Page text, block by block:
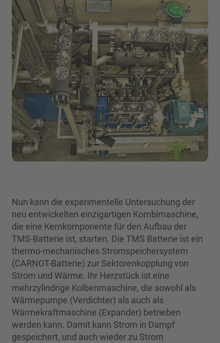
Nun kann die experimentelle Untersuchung der
neu entwickelten einzigartigen Kombimaschine,
die eine Kernkomponente für den Aufbau der
TMS-Batterie ist, starten. Die TMS Batterie ist ein
thermo-mechanisches Stromspeichersystem
(CARNOT-Batterie) zur Sektorenkopplung von
Strom und Wärme. Ihr Herzstück ist eine
mehrzylindrige Kolbenmaschine, die sowohl als
Wärmepumpe (Verdichter) als auch als
Wärmekraftmaschine (Expander) betrieben
werden kann. Damit kann Strom in Dampf
gespeichert, und auch wieder zu Strom